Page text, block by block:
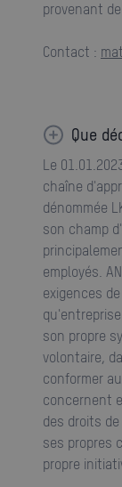
provenant
contact :
Que
Le 01.01.2023, la loi sur le devoir de diligence de la
chaîne
dénommée
son champ
employés.
exigences
son propre
volontaire,
conformer
concernent
des droits
ses propres
propre